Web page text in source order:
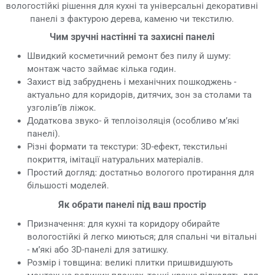
вологостійкі рішення для кухні та універсальні декоративні
панелі з фактурою дерева, каменю чи текстилю.
Чим зручні настінні та захисні панелі
Швидкий косметичний ремонт без пилу й шуму:
монтаж часто займає кілька годин.
Захист від забруднень і механічних пошкоджень -
актуально для коридорів, дитячих, зон за столами та
узголів’їв ліжок.
Додаткова звуко- й теплоізоляція (особливо м’які
панелі).
Різні формати та текстури: 3D-ефект, текстильні
покриття, імітації натуральних матеріалів.
Простий догляд: достатньо вологого протирання для
більшості моделей.
Як обрати панелі під ваш простір
Призначення: для кухні та коридору обирайте
вологостійкі й легко миються; для спальні чи вітальні
- м’які або 3D-панелі для затишку.
Розмір і товщина: великі плитки пришвидшують